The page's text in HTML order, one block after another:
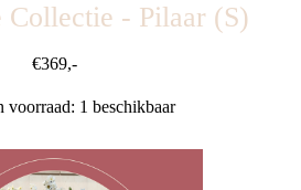
Collectie - Pilaar (S)
€369,-
voorraad: 1 beschikbaar